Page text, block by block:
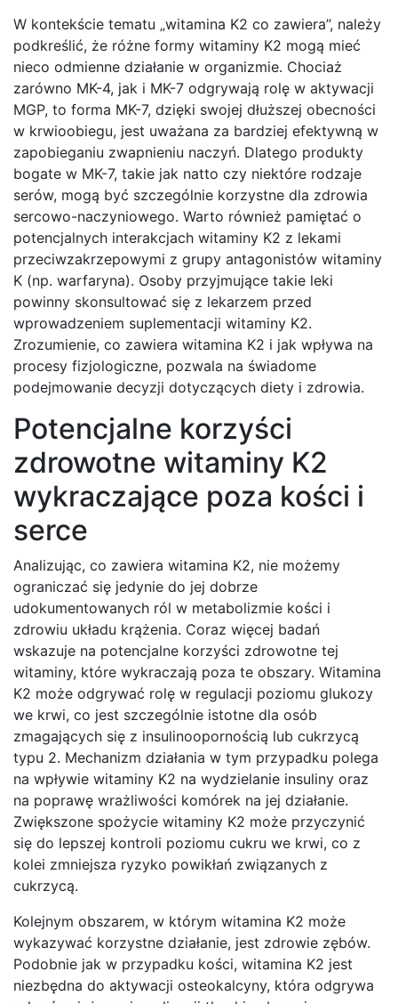
W kontekście tematu „witamina K2 co zawiera”, należy
podkreślić, że różne formy witaminy K2 mogą mieć
nieco odmienne działanie w organizmie. Chociaż
zarówno MK-4, jak i MK-7 odgrywają rolę w aktywacji
MGP, to forma MK-7, dzięki swojej dłuższej obecności
w krwioobiegu, jest uważana za bardziej efektywną w
zapobieganiu zwapnieniu naczyń. Dlatego produkty
bogate w MK-7, takie jak natto czy niektóre rodzaje
serów, mogą być szczególnie korzystne dla zdrowia
sercowo-naczyniowego. Warto również pamiętać o
potencjalnych interakcjach witaminy K2 z lekami
przeciwzakrzepowymi z grupy antagonistów witaminy
K (np. warfaryna). Osoby przyjmujące takie leki
powinny skonsultować się z lekarzem przed
wprowadzeniem suplementacji witaminy K2.
Zrozumienie, co zawiera witamina K2 i jak wpływa na
procesy fizjologiczne, pozwala na świadome
podejmowanie decyzji dotyczących diety i zdrowia.
Potencjalne korzyści
zdrowotne witaminy K2
wykraczające poza kości i
serce
Analizując, co zawiera witamina K2, nie możemy
ograniczać się jedynie do jej dobrze
udokumentowanych ról w metabolizmie kości i
zdrowiu układu krążenia. Coraz więcej badań
wskazuje na potencjalne korzyści zdrowotne tej
witaminy, które wykraczają poza te obszary. Witamina
K2 może odgrywać rolę w regulacji poziomu glukozy
we krwi, co jest szczególnie istotne dla osób
zmagających się z insulinoopornością lub cukrzycą
typu 2. Mechanizm działania w tym przypadku polega
na wpływie witaminy K2 na wydzielanie insuliny oraz
na poprawę wrażliwości komórek na jej działanie.
Zwiększone spożycie witaminy K2 może przyczynić
się do lepszej kontroli poziomu cukru we krwi, co z
kolei zmniejsza ryzyko powikłań związanych z
cukrzycą.
Kolejnym obszarem, w którym witamina K2 może
wykazywać korzystne działanie, jest zdrowie zębów.
Podobnie jak w przypadku kości, witamina K2 jest
niezbędna do aktywacji osteokalcyny, która odgrywa